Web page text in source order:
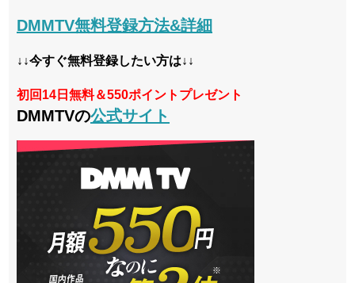
DMMTV無料登録方法&詳細
↓↓今すぐ無料登録したい方は↓↓
初回14日無料＆550ポイントプレゼント
DMMTVの公式サイト